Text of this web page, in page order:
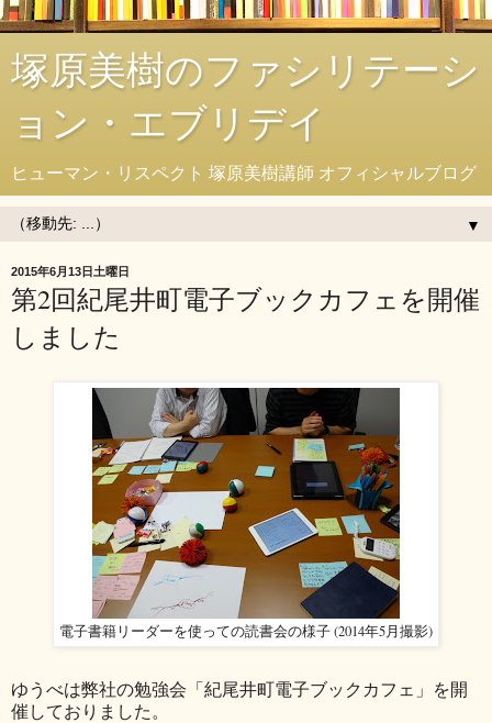
塚原美樹のファシリテーシ
ョン・エブリデイ
ヒューマン・リスペクト 塚原美樹講師 オフィシャルブログ
▼
2015年6月13日土曜日
第2回紀尾井町電子ブックカフェを開催
しました
電子書籍リーダーを使っての読書会の様子 (2014年5月撮影)
ゆうべは弊社の勉強会「紀尾井町電子ブックカフェ」を開
催しておりました。